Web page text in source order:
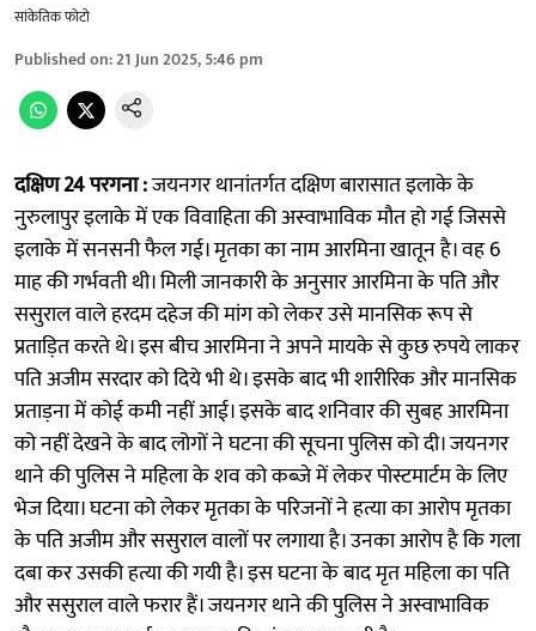
सांकेतिक फोटो
Published on:21 Jun 2025, 5:46 pm
दक्षिण 24 परगना :जयनगर थानांतर्गत दक्षिण बारासात इलाके के
नुरुलापुर इलाके में एक विवाहिता की अस्वाभाविक मौत हो गई जिससे
इलाके में सनसनी फैल गई। मृतका का नाम आरमिना खातून है। वह 6
माह की गर्भवती थी। मिली जानकारी के अनुसार आरमिना के पति और
ससुराल वाले हरदम दहेज की मांग को लेकर उसे मानसिक रूप से
प्रताड़ित करते थे। इस बीच आरमिना ने अपने मायके से कुछ रुपये लाकर
पति अजीम सरदार को दिये भी थे। इसके बाद भी शारीरिक और मानसिक
प्रताड़ना में कोई कमी नहीं आई। इसके बाद शनिवार की सुबह आरमिना
को नहीं देखने के बाद लोगों ने घटना की सूचना पुलिस को दी। जयनगर
थाने की पुलिस ने महिला के शव को कब्जे में लेकर पोस्टमार्टम के लिए
भेज दिया। घटना को लेकर मृतका के परिजनों ने हत्या का आरोप मृतका
के पति अजीम और ससुराल वालों पर लगाया है। उनका आरोप है कि गला
दबा कर उसकी हत्या की गयी है। इस घटना के बाद मृत महिला का पति
और ससुराल वाले फरार हैं। जयनगर थाने की पुलिस ने अस्वाभाविक